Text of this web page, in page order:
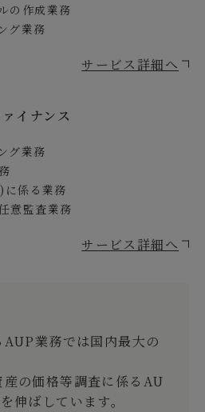
の作成業務
グ業務
サービス詳細へ
イナンス
グ業務
に係る業務
意監査業務
サービス詳細へ
AUP業務では国内最大の
産の価格等調査に係るAU
伸ばしています。